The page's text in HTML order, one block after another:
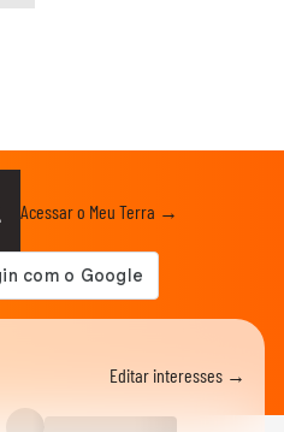
Acessar o Meu Terra →
Editar interesses →